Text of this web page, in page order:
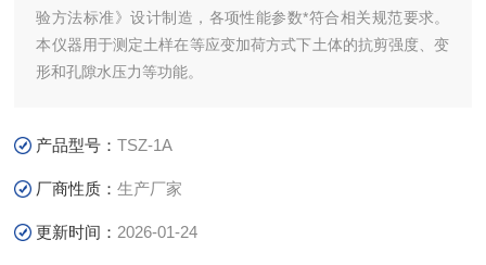
验方法标准》设计制造，各项性能参数*符合相关规范要求。
本仪器用于测定土样在等应变加荷方式下土体的抗剪强度、变
形和孔隙水压力等功能。
产品型号：TSZ-1A
厂商性质：生产厂家
更新时间： 2026-01-24